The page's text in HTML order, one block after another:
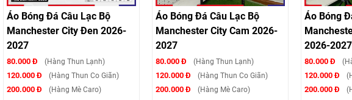
Áo Bóng Đá Câu Lạc Bộ
Manchester City Đen 2026-
2027
80.000 Đ (Hàng Thun Lạnh)
120.000 Đ (Hàng Thun Co Giãn)
200.000 Đ (Hàng Mè Caro)
Áo Bóng Đá Câu Lạc Bộ
Manchester City Cam 2026-
2027
80.000 Đ (Hàng Thun Lạnh)
120.000 Đ (Hàng Thun Co Giãn)
200.000 Đ (Hàng Mè Caro)
Áo Bóng Đá
Manchester
2026-2027
80.000 Đ
120.000 Đ
200.000 Đ